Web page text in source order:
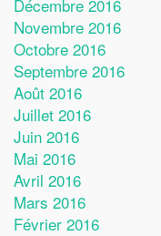
Décembre 2016
Novembre 2016
Octobre 2016
Septembre 2016
Août 2016
Juillet 2016
Juin 2016
Mai 2016
Avril 2016
Mars 2016
Février 2016